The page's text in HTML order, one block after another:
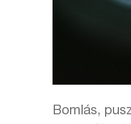
Bomlás,